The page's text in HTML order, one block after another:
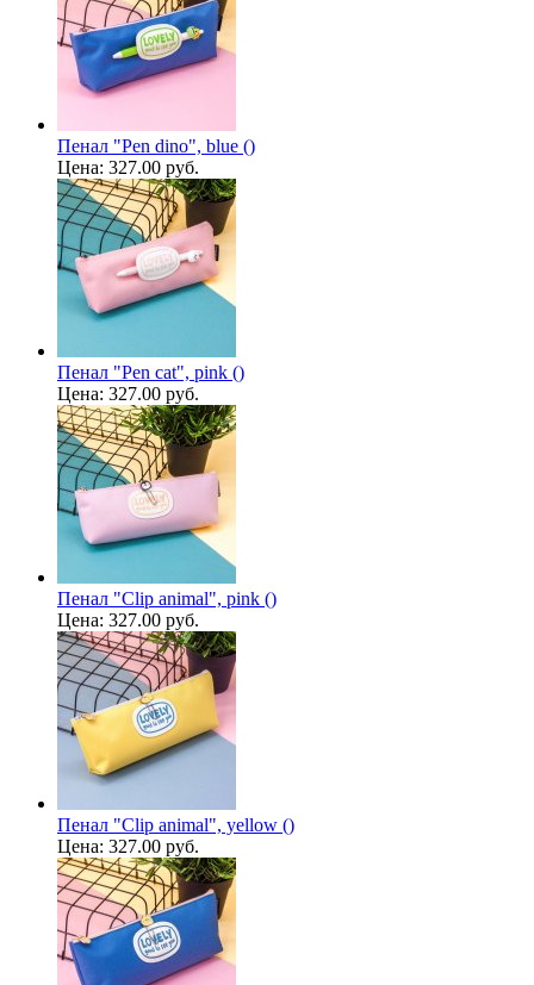
Пенал "Pen dino", blue ()
Цена: 327.00 руб.
Пенал "Pen cat", pink ()
Цена: 327.00 руб.
Пенал "Clip animal", pink ()
Цена: 327.00 руб.
Пенал "Clip animal", yellow ()
Цена: 327.00 руб.